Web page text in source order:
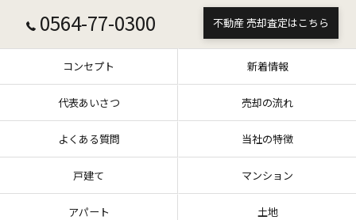
0564-77-0300 不動産 売却査定はこちら
コンセプト 新着情報
代表あいさつ 売却の流れ
よくある質問 当社の特徴
戸建て マンション
アパート 土地